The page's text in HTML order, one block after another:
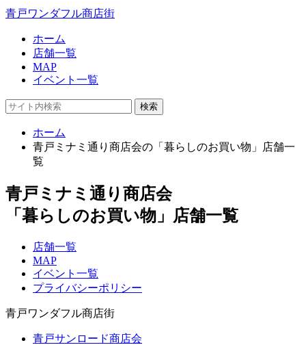
青戸ワンダフル商店街
ホーム
店舗一覧
MAP
イベント一覧
検索
ホーム
青戸ミナミ通り商店会の「暮らしのお買い物」店舗一
覧
青戸ミナミ通り商店会
「暮らしのお買い物」店舗一覧
店舗一覧
MAP
イベント一覧
プライバシーポリシー
青戸ワンダフル商店街
青戸サンロード商店会